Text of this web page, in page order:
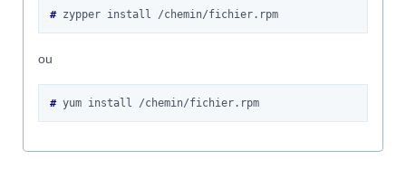
# zypper install /chemin/fichier.rpm
ou
# yum install /chemin/fichier.rpm